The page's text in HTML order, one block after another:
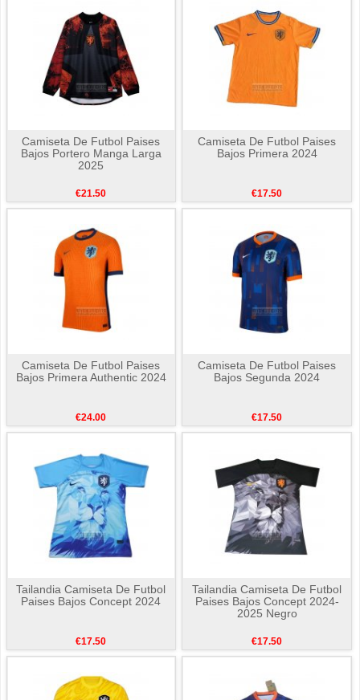
Camiseta De Futbol Paises
Bajos Portero Manga Larga
2025
€21.50
Camiseta De Futbol Paises
Bajos Primera 2024
€17.50
Camiseta De Futbol Paises
Bajos Primera Authentic 2024
€24.00
Camiseta De Futbol Paises
Bajos Segunda 2024
€17.50
Tailandia Camiseta De Futbol
Paises Bajos Concept 2024
€17.50
Tailandia Camiseta De Futbol
Paises Bajos Concept 2024-
2025 Negro
€17.50